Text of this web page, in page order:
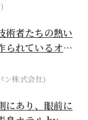
術者たちの熱い
られているオー
ン株式会社)
にあり、眼前に